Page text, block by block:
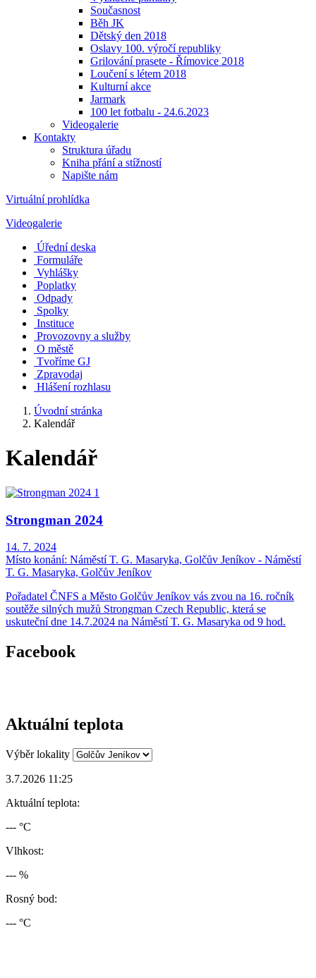
Současnost
Běh JK
Dětský den 2018
Oslavy 100. výročí republiky
Grilování prasete - Římovice 2018
Loučení s létem 2018
Kulturní akce
Jarmark
100 let fotbalu - 24.6.2023
Videogalerie
Kontakty
Struktura úřadu
Kniha přání a stížností
Napište nám
Virtuální prohlídka
Videogalerie
Úřední deska
Formuláře
Vyhlášky
Poplatky
Odpady
Spolky
Instituce
Provozovny a služby
O městě
Tvoříme GJ
Zpravodaj
Hlášení rozhlasu
Úvodní stránka
Kalendář
Kalendář
Strongman 2024
14. 7. 2024
Místo konání: Náměstí T. G. Masaryka, Golčův Jeníkov - Náměstí
T. G. Masaryka, Golčův Jeníkov
Pořadatel ČNFS a Město Golčův Jeníkov vás zvou na 16. ročník
soutěže silných mužů Strongman Czech Republic, která se
uskuteční dne 14.7.2024 na Náměstí T. G. Masaryka od 9 hod.
Facebook
Aktuální teplota
Výběr lokality
3.7.2026 11:25
Aktuální teplota:
--- °C
Vlhkost:
--- %
Rosný bod:
--- °C